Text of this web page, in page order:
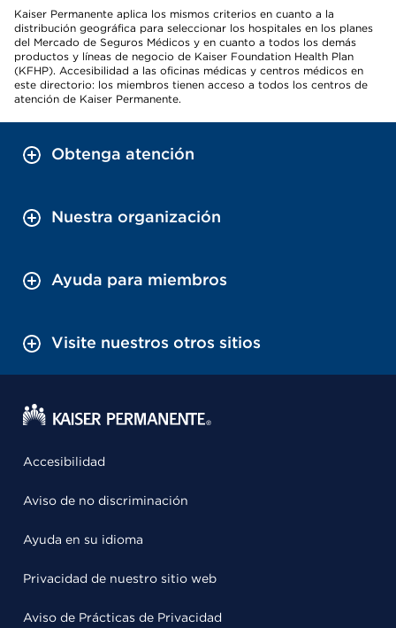
Kaiser Permanente aplica los mismos criterios en cuanto a la
distribución geográfica para seleccionar los hospitales en los planes
del Mercado de Seguros Médicos y en cuanto a todos los demás
productos y líneas de negocio de Kaiser Foundation Health Plan
(KFHP). Accesibilidad a las oficinas médicas y centros médicos en
este directorio: los miembros tienen acceso a todos los centros de
atención de Kaiser Permanente.
Obtenga atención
Nuestra organización
Ayuda para miembros
Visite nuestros otros sitios
Accesibilidad
Aviso de no discriminación
Ayuda en su idioma
Privacidad de nuestro sitio web
Aviso de Prácticas de Privacidad